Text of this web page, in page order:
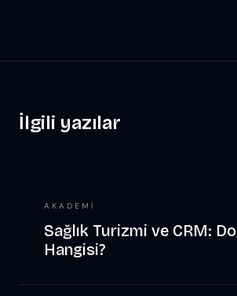
İlgili yazılar
AKADEMI
Sağlık Turizmi ve CRM:
Hangisi?